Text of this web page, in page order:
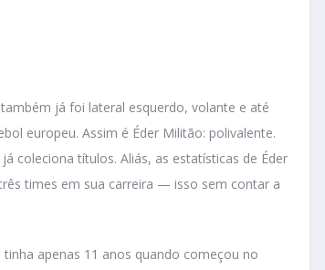
já foi lateral esquerdo, volante e até
europeu. Assim é Éder Militão: polivalente.
coleciona títulos. Aliás, as estatísticas de Éder
times em sua carreira — isso sem contar a
apenas 11 anos quando começou no